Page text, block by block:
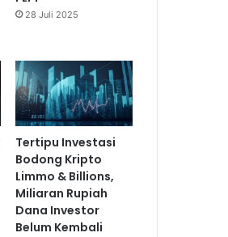
28 Juli 2025
Tertipu Investasi
Bodong Kripto
Limmo & Billions,
Miliaran Rupiah
Dana Investor
Belum Kembali